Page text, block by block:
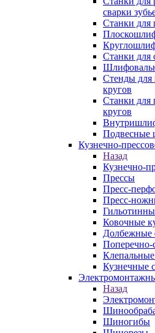
сварки
Станки для
Станки для
Стенды
кругов
Станки для
кругов
Подвесные
Кузнечно-
Назад
Кузнечно-
Прессы
Пресс-
Пресс-
Ковочные
Долбежные
Поперечно-
Клепальные
Кузнечные
Назад
Шиногибы